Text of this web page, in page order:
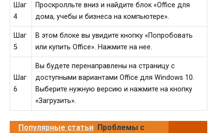
Шаг
4
Проскролльте вниз и найдите блок «Office для
дома, учебы и бизнеса на компьютере».
Шаг
5
В этом блоке вы увидите кнопку «Попробовать
или купить Office». Нажмите на нее.
Шаг
6
Вы будете перенаправлены на страницу с
доступными вариантами Office для Windows 10.
Выберите нужную версию и нажмите на кнопку
«Загрузить».
Популярные статьи Проблемы с